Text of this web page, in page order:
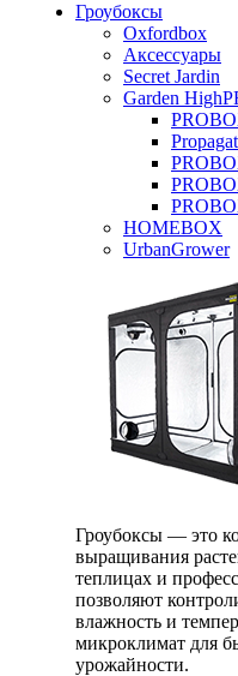
Гроубоксы
Oxfordbox
Аксессуары
Secret Jardin
Garden
HOMEBOX
UrbanGrower
Гроубоксы — это
выращивания
теплицах и
позволяют
влажность и
микроклимат для
урожайности.